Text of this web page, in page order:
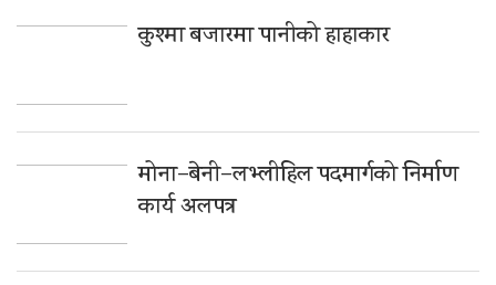
कुश्मा बजारमा पानीको हाहाकार
मोना–बेनी–लभ्लीहिल पदमार्गको निर्माण
कार्य अलपत्र